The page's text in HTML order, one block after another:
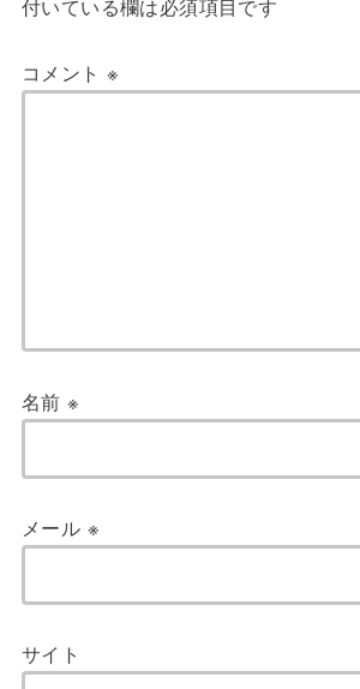
付いている欄は必須項目です
コメント ※
名前※
メール ※
サイト